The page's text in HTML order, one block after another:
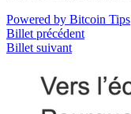
Powered by Bitcoin Tips
Billet précédent
Billet suivant